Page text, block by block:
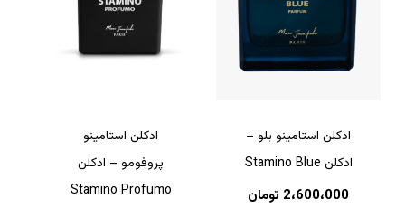
ادکلن استامینو بلو –
ادکلن Stamino Blue
2،600،000 تومان
ادکلن استامینو
پروفومو – ادکلن
Stamino Profumo